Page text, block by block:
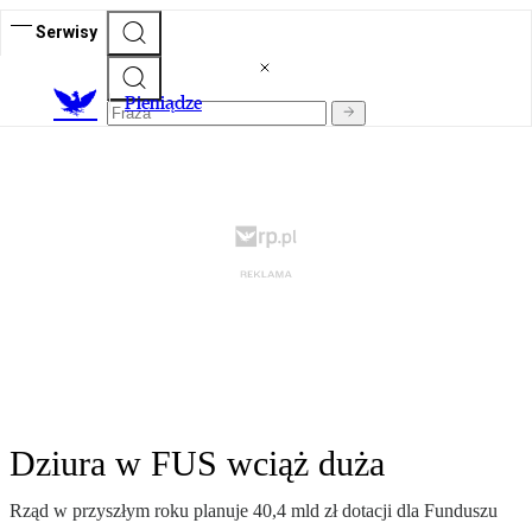
Serwisy
Pieniądze
Dziura w FUS wciąż duża
Rząd w przyszłym roku planuje 40,4 mld zł dotacji dla Funduszu